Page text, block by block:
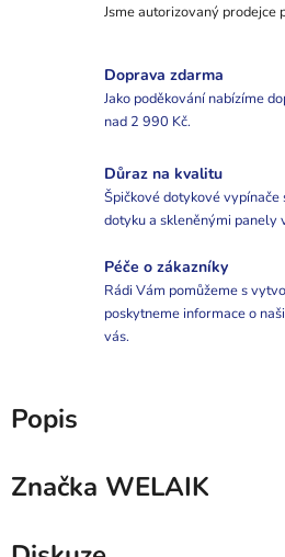
Jsme autorizovaný prodejce
Doprava zdarma
Jako poděkování nabízíme
nad 2 990 Kč.
Důraz na kvalitu
Špičkové dotykové
dotyku a skleněnými panely
Péče o zákazníky
Rádi Vám pomůžeme s
poskytneme informace o
vás.
Popis
Značka WELAIK